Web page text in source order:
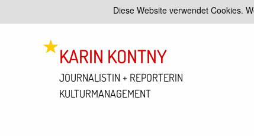
Diese Website verwendet Cookies.
KARIN KONTNY
JOURNALISTIN + REPORTERIN
KULTURMANAGEMENT